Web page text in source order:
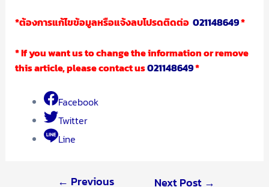
*ต้องการแก้ไขข้อมูลหรือแจ้งลบโปรดติดต่อ 021148649*
* If you want us to change the information or remove
this article, please contact us021148649*
Facebook
Twitter
Line
← Previous Next Post →